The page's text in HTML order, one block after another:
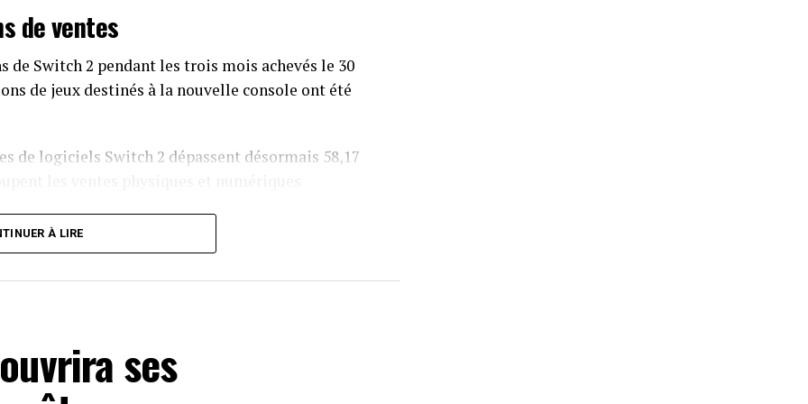
de ventes
Switch 2 pendant les trois mois achevés le 30
de jeux destinés à la nouvelle console ont été
de logiciels Switch 2 dépassent désormais 58,17
son public. Le constructeur annonce 770
millions. Cette divergence empêche de
de la console
À LIRE
ses